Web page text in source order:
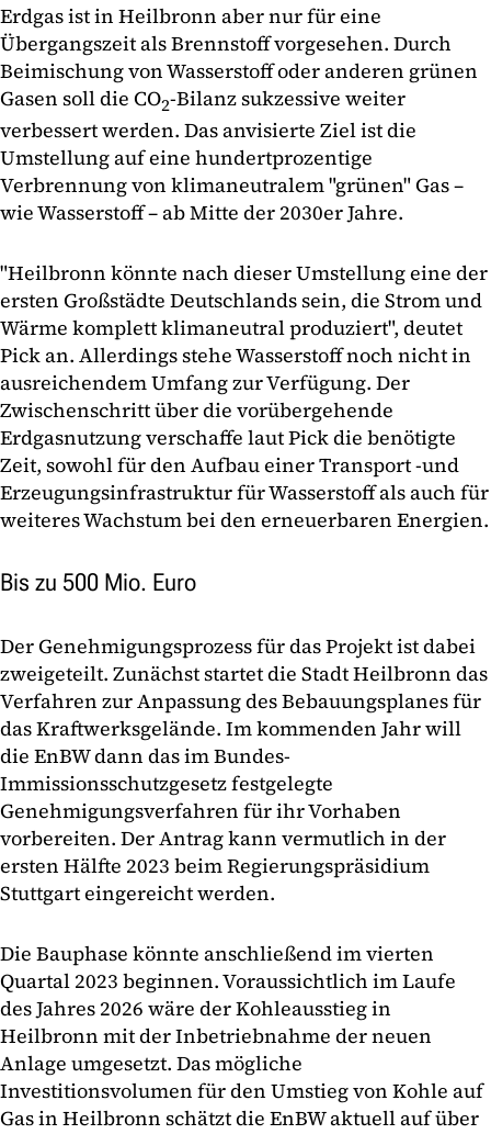
Erdgas ist in Heilbronn aber nur für eine
Übergangszeit als Brennstoff vorgesehen. Durch
Beimischung von Wasserstoff oder anderen grünen
Gasen soll die CO2-Bilanz sukzessive weiter
verbessert werden. Das anvisierte Ziel ist die
Umstellung auf eine hundertprozentige
Verbrennung von klimaneutralem "grünen" Gas –
wie Wasserstoff – ab Mitte der 2030er Jahre.
"Heilbronn könnte nach dieser Umstellung eine der
ersten Großstädte Deutschlands sein, die Strom und
Wärme komplett klimaneutral produziert", deutet
Pick an. Allerdings stehe Wasserstoff noch nicht in
ausreichendem Umfang zur Verfügung. Der
Zwischenschritt über die vorübergehende
Erdgasnutzung verschaffe laut Pick die benötigte
Zeit, sowohl für den Aufbau einer Transport -und
Erzeugungsinfrastruktur für Wasserstoff als auch für
weiteres Wachstum bei den erneuerbaren Energien.
Bis zu 500 Mio. Euro
Der Genehmigungsprozess für das Projekt ist dabei
zweigeteilt. Zunächst startet die Stadt Heilbronn das
Verfahren zur Anpassung des Bebauungsplanes für
das Kraftwerksgelände. Im kommenden Jahr will
die EnBW dann das im Bundes-
Immissionsschutzgesetz festgelegte
Genehmigungsverfahren für ihr Vorhaben
vorbereiten. Der Antrag kann vermutlich in der
ersten Hälfte 2023 beim Regierungspräsidium
Stuttgart eingereicht werden.
Die Bauphase könnte anschließend im vierten
Quartal 2023 beginnen. Voraussichtlich im Laufe
des Jahres 2026 wäre der Kohleausstieg in
Heilbronn mit der Inbetriebnahme der neuen
Anlage umgesetzt. Das mögliche
Investitionsvolumen für den Umstieg von Kohle auf
Gas in Heilbronn schätzt die EnBW aktuell auf über